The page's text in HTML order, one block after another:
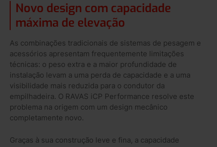
Novo design com capacidade
máxima de elevação
As combinações tradicionais de sistemas de pesagem e
acessórios apresentam frequentemente limitações
técnicas: o peso extra e a maior profundidade de
instalação levam a uma perda de capacidade e a uma
visibilidade mais reduzida para o condutor da
empilhadeira. O RAVAS iCP Performance resolve este
problema na origem com um design mecânico
completamente novo.
Graças à sua construção leve e fina, a capacidade